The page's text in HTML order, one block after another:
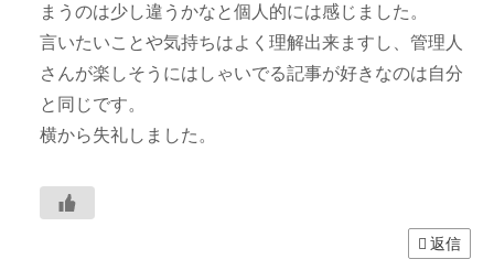
まうのは少し違うかなと個人的には感じました。
言いたいことや気持ちはよく理解出来ますし、管理人
さんが楽しそうにはしゃいでる記事が好きなのは自分
と同じです。
横から失礼しました。
返信